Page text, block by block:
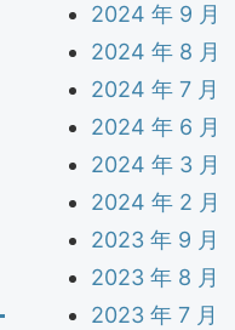
2024 年 9 月
2024 年 8 月
2024 年 7 月
2024 年 6 月
2024 年 3 月
2024 年 2 月
2023 年 9 月
2023 年 8 月
2023 年 7 月